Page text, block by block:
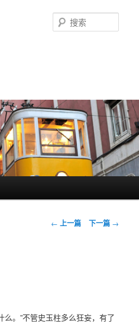
索
文
← 上一篇 下一篇 →
。”不管史玉柱多么狂妄，有了